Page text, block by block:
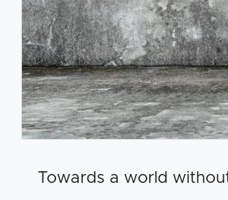
Towards a world